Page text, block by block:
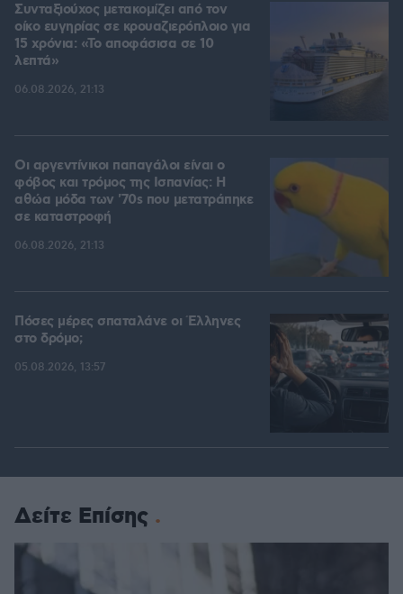
Συνταξιούχος μετακομίζει από τον
οίκο ευγηρίας σε κρουαζιερόπλοιο για
15 χρόνια: «Το αποφάσισα σε 10
λεπτά»
06.08.2026, 21:13
Οι αργεντίνικοι παπαγάλοι είναι ο
φόβος και τρόμος της Ισπανίας: Η
αθώα μόδα των '70s που μετατράπηκε
σε καταστροφή
06.08.2026, 21:13
Πόσες μέρες σπαταλάνε οι Έλληνες
στο δρόμο;
05.08.2026, 13:57
Δείτε Επίσης